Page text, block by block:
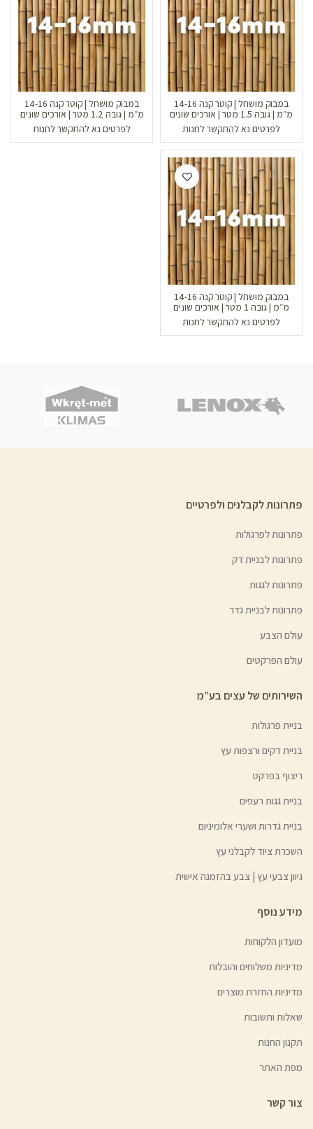
במבוק מושחל | קוטר קנה 14-16
מ״מ | גובה 1.5 מטר | אורכים שונים
לפרטים נא להתקשר לחנות
במבוק מושחל | קוטר קנה 14-16
מ״מ | גובה 1.2 מטר | אורכים שונים
לפרטים נא להתקשר לחנות
במבוק מושחל | קוטר קנה 14-16
מ״מ | גובה 1 מטר | אורכים שונים
לפרטים נא להתקשר לחנות
פתרונות לקבלנים ולפרטיים
פתרונות לפרגולות
פתרונות לבניית דק
פתרונות לגגות
פתרונות לבניית גדר
עולם הצבע
עולם הפרקטים
השירותים של עצים בע”מ
בניית פרגולות
בניית דקים ורצפות עץ
ריצוף בפרקט
בניית גגות רעפים
בניית גדרות ושערי אלומיניום
השכרת ציוד לקבלני עץ
גיוון צבעי עץ | צבע בהזמנה אישית
מידע נוסף
מועדון הלקוחות
מדיניות משלוחים והובלות
מדיניות החזרת מוצרים
שאלות ותשובות
תקנון החנות
מפת האתר
צור קשר